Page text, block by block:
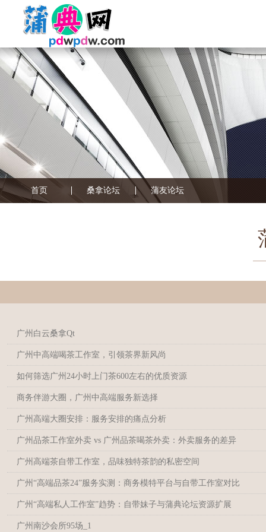
首页 桑拿论坛 蒲友论坛
广州白云桑拿Qt
广州中高端喝茶工作室，引领茶界新风尚
如何筛选广州24小时上门茶600左右的优质资源
商务伴游大圈，广州中高端服务新选择
广州高端大圈安排：服务安排的痛点分析
‌广州品茶工作室外卖 vs 广州品茶喝茶外卖‌：外卖服务的差异
广州高端茶自带工作室，品味独特茶韵的私密空间
广州“高端品茶24”服务实测：商务模特平台与自带工作室对比
广州“高端私人工作室”趋势：自带妹子与蒲典论坛资源扩展
广州南沙会所95场_1